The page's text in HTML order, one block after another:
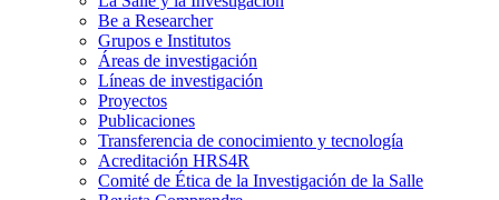
Be a Researcher
Grupos e Institutos
Áreas de investigación
Líneas de investigación
Proyectos
Publicaciones
Transferencia de conocimiento y tecnología
Acreditación HRS4R
Comité de Ética de la Investigación de la Salle